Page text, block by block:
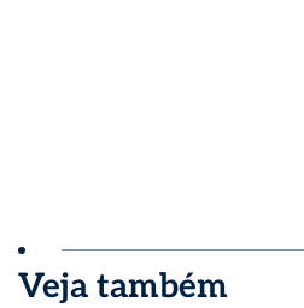
Veja também